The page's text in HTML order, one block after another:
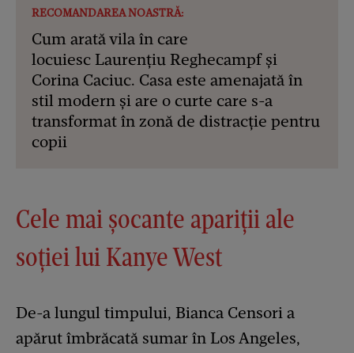
RECOMANDAREA NOASTRĂ:
Cum arată vila în care
locuiesc Laurențiu Reghecampf și
Corina Caciuc. Casa este amenajată în
stil modern și are o curte care s-a
transformat în zonă de distracție pentru
copii
Cele mai șocante apariții ale
soției lui Kanye West
De-a lungul timpului, Bianca Censori a
apărut îmbrăcată sumar în Los Angeles,